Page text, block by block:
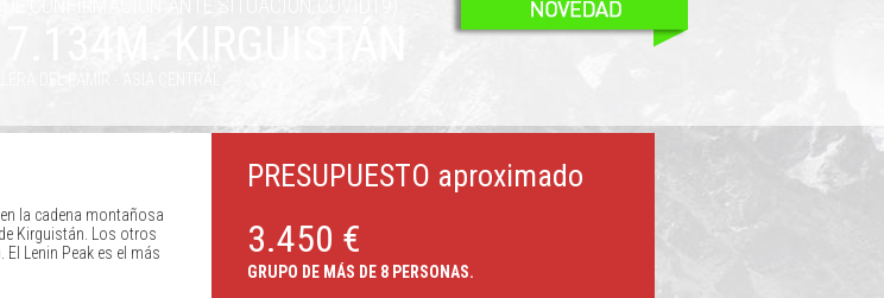
CONFIRMACIÓN ANTE SITUACIÓN COVID19)
la cadena montañosa
Kirguistán. Los otros
. El Lenin Peak es el más
PRESUPUESTO aproximado
3.450 €
GRUPO DE MÁS DE 8 PERSONAS.